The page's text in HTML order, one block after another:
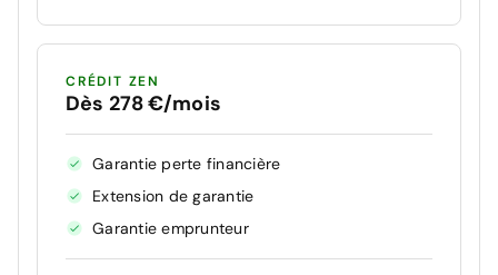
CRÉDIT ZEN
Dès 278 €/mois
Garantie perte financière
Extension de garantie
Garantie emprunteur